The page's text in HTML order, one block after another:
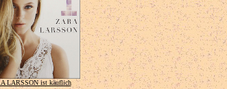
LARSSON ist käuflich